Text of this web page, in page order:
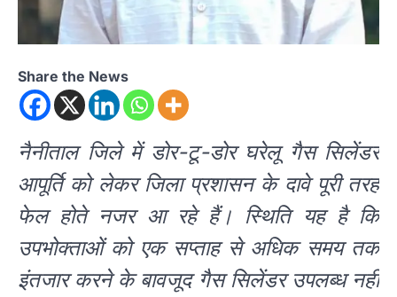
Share the News
नैनीताल जिले में डोर-टू-डोर घरेलू गैस सिलेंडर
आपूर्ति को लेकर जिला प्रशासन के दावे पूरी तरह
फेल होते नजर आ रहे हैं। स्थिति यह है कि
उपभोक्ताओं को एक सप्ताह से अधिक समय तक
इंतजार करने के बावजूद गैस सिलेंडर उपलब्ध नहीं